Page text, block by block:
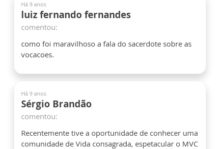
Há 9 anos
luiz fernando fernandes
comentou:
como foi maravilhoso a fala do sacerdote sobre as
vocacoes.
Há 9 anos
Sérgio Brandão
comentou:
Recentemente tive a oportunidade de conhecer uma
comunidade de Vida consagrada, espetacular o MVC